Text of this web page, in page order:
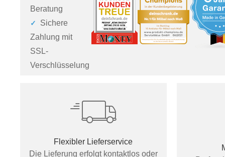
Beratung
Sichere
Zahlung mit
SSL-
Verschlüsselung
Flexibler Lieferservice
Die Lieferung erfolgt kontaktlos oder